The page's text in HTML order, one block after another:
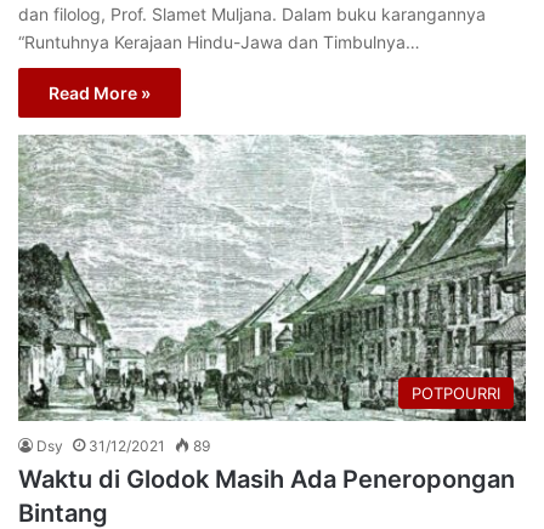
dan filolog, Prof. Slamet Muljana. Dalam buku karangannya
“Runtuhnya Kerajaan Hindu-Jawa dan Timbulnya…
Read More »
POTPOURRI
Dsy 31/12/2021 89
Waktu di Glodok Masih Ada Peneropongan
Bintang